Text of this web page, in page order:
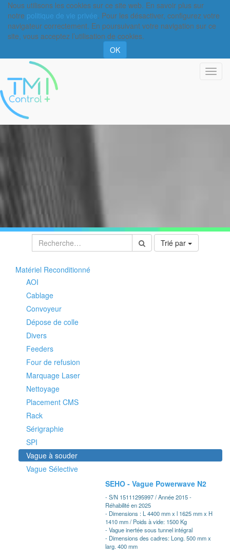
Nous utilisons les cookies sur ce site web. En savoir plus sur
notre politique de vie privée. Pour les désactiver, configurez votre
navigateur correctement. En poursuivant votre navigation sur ce
site, vous acceptez l’utilisation de cookies.
OK
Trié par
Matériel Reconditionné
AOI
Cablage
Convoyeur
Dépose de colle
Divers
Feeders
Four de refusion
Marquage Laser
Nettoyage
Placement CMS
Rack
Sérigraphie
SPI
Vague à souder
Vague Sélective
SEHO - Vague Powerwave N2
- S/N 15111295997 / Année 2015 -
Réhabilité en 2025
- Dimensions : L 4400 mm x l 1625 mm x H
1410 mm / Poids à vide: 1500 Kg
- Vague inertée sous tunnel intégral
- Dimensions des cadres: Long. 500 mm x
larg. 400 mm